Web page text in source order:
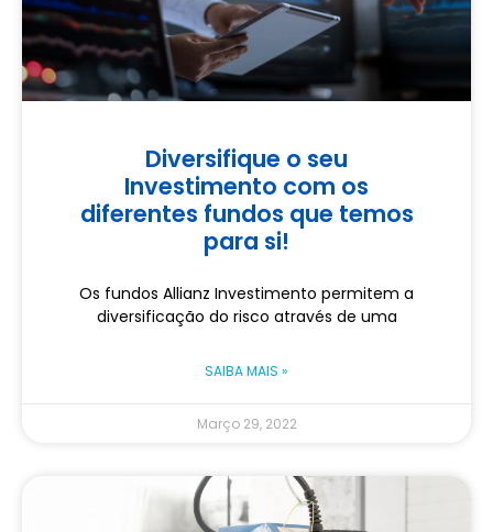
Diversifique o seu
Investimento com os
diferentes fundos que temos
para si!
Os fundos Allianz Investimento permitem a
diversificação do risco através de uma
SAIBA MAIS »
Março 29, 2022